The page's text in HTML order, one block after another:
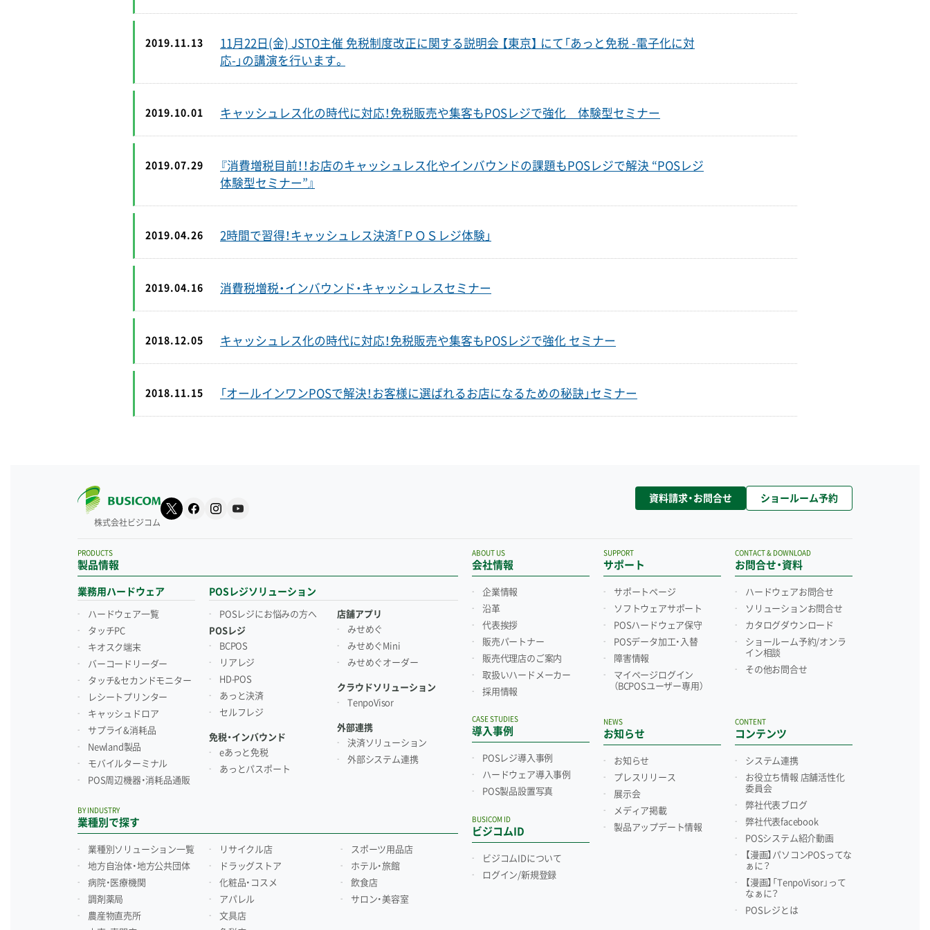
2019.11.13
11月22日(金) JSTO主催 免税制度改正に関する説明会 【東京】 にて「あっと免税 -電子化に対
応-」の講演を行います。
2019.10.01 キャッシュレス化の時代に対応！免税販売や集客もPOSレジで強化 体験型セミナー
2019.07.29
『消費増税目前！！お店のキャッシュレス化やインバウンドの課題もPOSレジで解決 “POSレジ
体験型セミナー”』
2019.04.26 2時間で習得！キャッシュレス決済「ＰＯＳレジ体験」
2019.04.16 消費税増税・インバウンド・キャッシュレスセミナー
2018.12.05 キャッシュレス化の時代に対応！免税販売や集客もPOSレジで強化 セミナー
2018.11.15 「オールインワンPOSで解決！お客様に選ばれるお店になるための秘訣」セミナー
株式会社ビジコム
資料請求・お問合せ ショールーム予約
製品情報
PRODUCTS
業務用ハードウェア
ハードウェア一覧
タッチPC
キオスク端末
バーコードリーダー
タッチ&セカンドモニター
レシートプリンター
キャッシュドロア
サプライ&消耗品
Newland製品
モバイルターミナル
POS周辺機器・消耗品通販
POSレジソリューション
POSレジにお悩みの方へ
POSレジ
BCPOS
リアレジ
HD-POS
あっと決済
セルフレジ
免税・インバウンド
eあっと免税
あっとパスポート
店舗アプリ
みせめぐ
みせめぐMini
みせめぐオーダー
クラウドソリューション
TenpoVisor
外部連携
決済ソリューション
外部システム連携
業種別で探す
BY INDUSTRY
業種別ソリューション一覧
地方自治体・地方公共団体
病院・医療機関
調剤薬局
農産物直売所
リサイクル店
ドラッグストア
化粧品・コスメ
アパレル
文具店
スポーツ用品店
ホテル・旅館
飲食店
サロン・美容室
会社情報
ABOUT US
企業情報
沿革
代表挨拶
販売パートナー
販売代理店のご案内
取扱いハードメーカー
採用情報
導入事例
CASE STUDIES
POSレジ導入事例
ハードウェア導入事例
POS製品設置写真
ビジコムID
BUSICOM ID
ビジコムIDについて
ログイン/新規登録
サポート
SUPPORT
サポートページ
ソフトウェアサポート
POSハードウェア保守
POSデータ加工・入替
障害情報
マイページログイン
（BCPOSユーザー専用）
お知らせ
NEWS
お知らせ
プレスリリース
展示会
メディア掲載
製品アップデート情報
お問合せ・資料
CONTACT & DOWNLOAD
ハードウェアお問合せ
ソリューションお問合せ
カタログダウンロード
ショールーム予約/オンラ
イン相談
その他お問合せ
コンテンツ
CONTENT
システム連携
お役立ち情報 店舗活性化
委員会
弊社代表ブログ
弊社代表facebook
POSシステム紹介動画
【漫画】パソコンPOSってな
ぁに？
【漫画】「TenpoVisor」って
なぁに？
POSレジとは